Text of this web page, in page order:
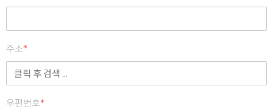
주소*
우편번호*